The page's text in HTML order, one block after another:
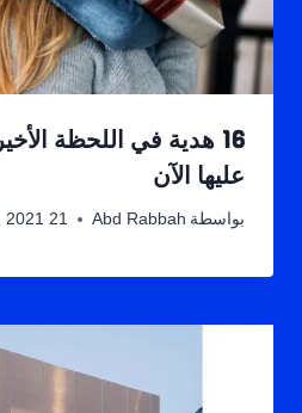
16 هدية في اللحظة
عليها الآن
بواسطة Abd Rabbah 21 December، 2021